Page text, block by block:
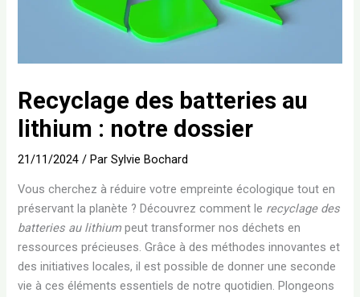
Recyclage des batteries au
lithium : notre dossier
21/11/2024/ ParSylvie Bochard
Vous cherchez à réduire votre empreinte écologique tout en
préservant la planète ? Découvrez comment le recyclage des
batteries au lithium peut transformer nos déchets en
ressources précieuses. Grâce à des méthodes innovantes et
des initiatives locales, il est possible de donner une seconde
vie à ces éléments essentiels de notre quotidien. Plongeons